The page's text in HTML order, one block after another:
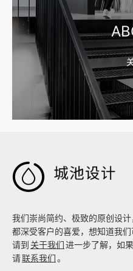
2026-08-02 17:58:44
工厂短视频拍摄后，怎样放

我们崇尚简约、极致的原创设
都深受客户的喜爱，想知道我
请到 关于我们进一步了解，如
请联系我们。